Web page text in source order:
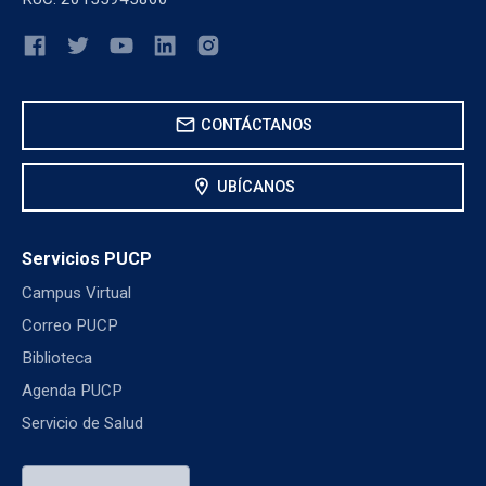
mail CONTÁCTANOS
location_on UBÍCANOS
Servicios PUCP
Campus Virtual
Correo PUCP
Biblioteca
Agenda PUCP
Servicio de Salud